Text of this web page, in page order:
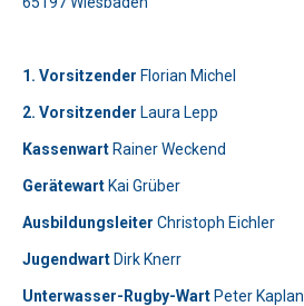
1. Vorsitzender Florian Michel
2. Vorsitzender Laura Lepp
Bitte lasse dieses Feld leer.
KassenwartRainer Weckend
GerätewartKai Grüber
Telefon: 0179-5300111
Ausbildungsleiter Christoph Eichler
JugendwartDirk Knerr
Unterwasser-Rugby-WartPeter Kaplan